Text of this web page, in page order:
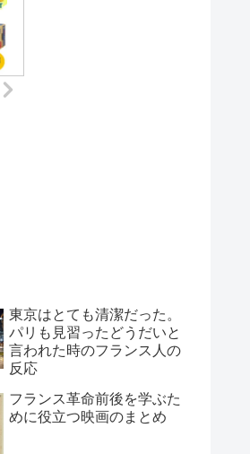
東京はとても清潔だった。
パリも見習ったどうだいと
言われた時のフランス人の
反応
フランス革命前後を学ぶた
めに役立つ映画のまとめ